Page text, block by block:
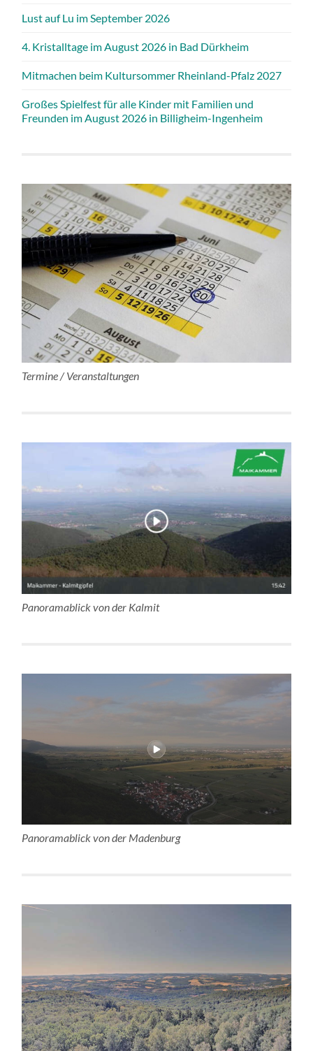
Lust auf Lu im September 2026
4. Kristalltage im August 2026 in Bad Dürkheim
Mitmachen beim Kultursommer Rheinland-Pfalz 2027
Großes Spielfest für alle Kinder mit Familien und
Freunden im August 2026 in Billigheim-Ingenheim
Termine / Veranstaltungen
Panoramablick von der Kalmit
Panoramablick von der Madenburg